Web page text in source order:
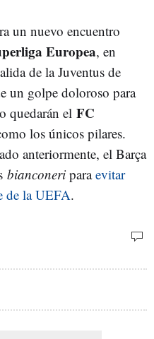
un nuevo encuentro
Europea, en
de la Juventus de
un golpe doloroso para
quedarán el FC
los únicos pilares.
anteriormente, el Barça
bianconeri paraevitar
de la UEFA.